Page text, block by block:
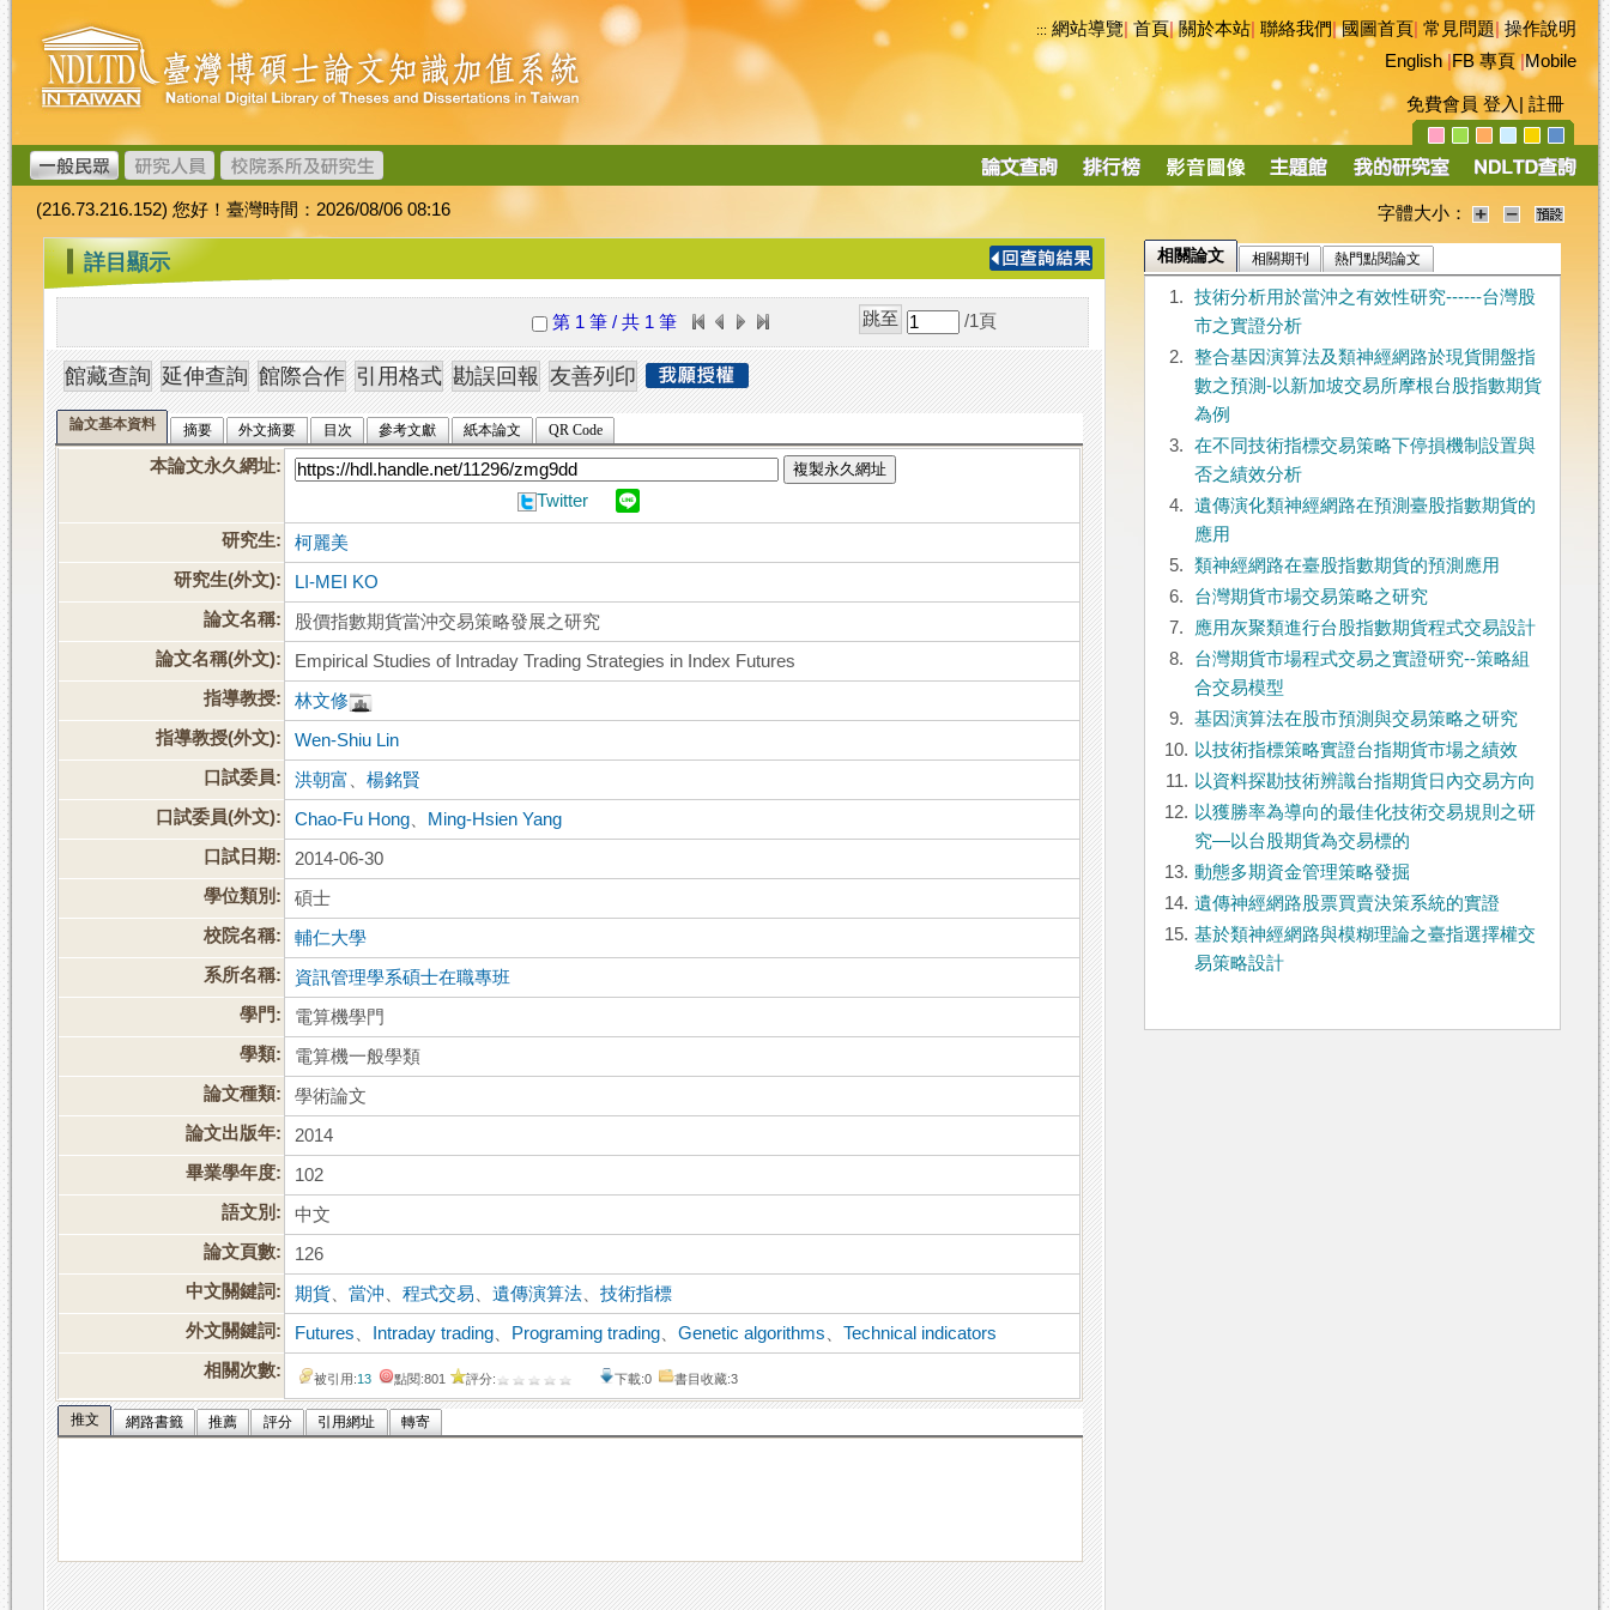
跳
到
主
要
內
容
臺
灣
博
碩
士
論
文
加
值
系
統
::: 網站導覽|首頁|關於本站 聯絡我們|國圖首頁 常見問題|操作說明
English|FB 專頁|Mobile
免費會員 登入 註冊
導
(216.73.216.152) 您好！臺灣時間：2026/08/06 08:16 字體大小：
::: 詳目顯示
第 1 筆 / 共 1 筆 /1 頁
論文基本資料 摘要 外文摘要 目次 參考文獻 紙本論文 QR Code
本論文永久網址: 複製永久網址
Twitter
研究生:
柯麗美
研究生(外文):
LI-MEI KO
論文名稱:
股價指數期貨當沖交易策略發展之研究
論文名稱(外文):
Empirical Studies of Intraday Trading Strategies in Index Futures
指導教授:
林文修
指導教授(外文):
Wen-Shiu Lin
口試委員:
洪朝富 、楊銘賢
口試委員(外文):
Chao-Fu Hong
Ming-Hsien Yang
口試日期:
2014-06-30
學位類別:
碩士
校院名稱:
輔仁大學
系所名稱:
資訊管理學系碩士在職專班
學門:
電算機學門
學類:
電算機一般學類
論文種類:
學術論文
論文出版年:
2014
畢業學年度:
102
語文別:
中文
論文頁數:
126
中文關鍵詞:
期貨 、當沖 、程式交易 、遺傳演算法 、技術指標
外文關鍵詞:
Futures Intraday trading Programing trading 、Genetic algorithms 、Technical indicators
相關次數:
被引用:13 點閱:801 評分: 下載:0 書目收藏:3
推文 網路書籤 推薦 評分 引用網址 轉寄
相關論文 相關期刊 熱門點閱論文
1.
技術分析用於當沖之有效性研究------台灣股
市之實證分析
2.
整合基因演算法及類神經網路於現貨開盤指
數之預測-以新加坡交易所摩根台股指數期貨
為例
3.
在不同技術指標交易策略下停損機制設置與
否之績效分析
4.
遺傳演化類神經網路在預測臺股指數期貨的
應用
5.
類神經網路在臺股指數期貨的預測應用
6.
台灣期貨市場交易策略之研究
7.
應用灰聚類進行台股指數期貨程式交易設計
8.
台灣期貨市場程式交易之實證研究--策略組
合交易模型
9.
基因演算法在股市預測與交易策略之研究
10. 以技術指標策略實證台指期貨市場之績效
11. 以資料探勘技術辨識台指期貨日內交易方向
12. 以獲勝率為導向的最佳化技術交易規則之研
究—以台股期貨為交易標的
13. 動態多期資金管理策略發掘
14. 遺傳神經網路股票買賣決策系統的實證
15. 基於類神經網路與模糊理論之臺指選擇權交
易策略設計